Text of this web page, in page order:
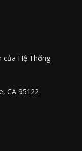
của Hệ Thống
CA 95122